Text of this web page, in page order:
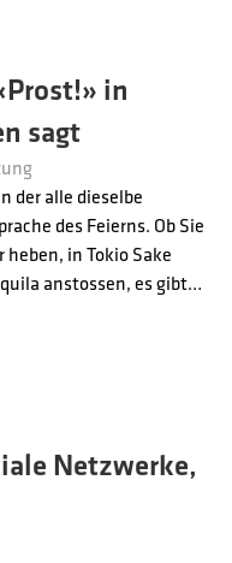
in
sagt
der alle dieselbe
des Feierns. Ob Sie
in Tokio Sake
anstossen, es gibt…
Netzwerke,